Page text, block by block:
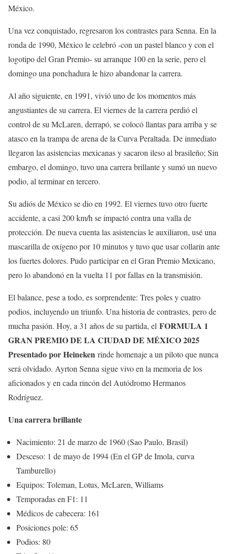
México.
Una vez conquistado, regresaron los contrastes para Senna. En la
ronda de 1990, México le celebró -con un pastel blanco y con el
logotipo del Gran Premio- su arranque 100 en la serie, pero el
domingo una ponchadura le hizo abandonar la carrera.
Al año siguiente, en 1991, vivió uno de los momentos más
angustiantes de su carrera. El viernes de la carrera perdió el
control de su McLaren, derrapó, se colocó llantas para arriba y se
atasco en la trampa de arena de la Curva Peraltada. De inmediato
llegaron las asistencias mexicanas y sacaron ileso al brasileño; Sin
embargo, el domingo, tuvo una carrera brillante y sumó un nuevo
podio, al terminar en tercero.
Su adiós de México se dio en 1992. El viernes tuvo otro fuerte
accidente, a casi 200 km/h se impactó contra una valla de
protección. De nueva cuenta las asistencias le auxiliaron, usé una
mascarilla de oxígeno por 10 minutos y tuvo que usar collarín ante
los fuertes dolores. Pudo participar en el Gran Premio Mexicano,
pero lo abandonó en la vuelta 11 por fallas en la transmisión.
El balance, pese a todo, es sorprendente: Tres poles y cuatro
podios, incluyendo un triunfo. Una historia de contrastes, pero de
mucha pasión. Hoy, a 31 años de su partida, el FORMULA 1
GRAN PREMIO DE LA CIUDAD DE MÉXICO 2025
Presentado por Heineken rinde homenaje a un piloto que nunca
será olvidado. Ayrton Senna sigue vivo en la memoria de los
aficionados y en cada rincón del Autódromo Hermanos
Rodríguez.
Una carrera brillante
Nacimiento: 21 de marzo de 1960 (Sao Paulo, Brasil)
Desceso: 1 de mayo de 1994 (En el GP de Imola, curva
Tamburello)
Equipos: Toleman, Lotus, McLaren, Williams
Temporadas en F1: 11
Médicos de cabecera: 161
Posiciones pole: 65
Podios: 80